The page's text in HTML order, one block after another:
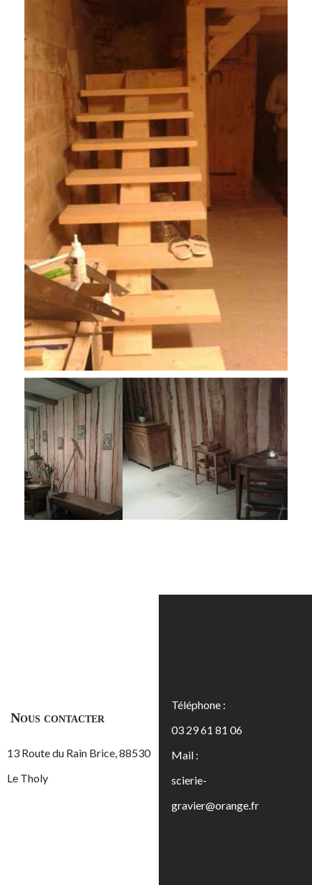
Nous contacter
13 Route du Rain Brice, 88530
Le Tholy
Téléphone :
03 29 61 81 06
Mail :
scierie-
gravier@orange.fr